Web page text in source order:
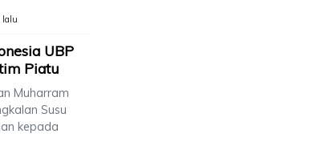
lalu
UBP
Piatu
Muharram
Susu
kepada